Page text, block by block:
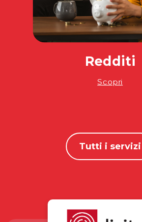
Redditi
Scopri
Tutti i servizi